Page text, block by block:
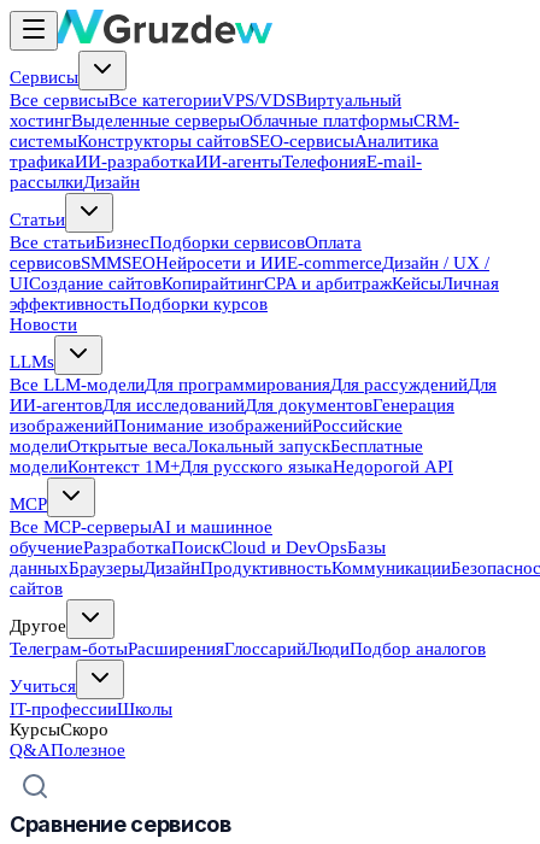
Сервисы
Все сервисыВсе категорииVPS/VDSВиртуальный
хостингВыделенные серверыОблачные платформыCRM-
системыКонструкторы сайтовSEO-сервисыАналитика
трафикаИИ-разработкаИИ-агентыТелефонияE-mail-
рассылкиДизайн
Статьи
Все статьиБизнесПодборки сервисовОплата
сервисовSMMSEOНейросети и ИИE-commerceДизайн / UX /
UIСоздание сайтовКопирайтингCPA и арбитражКейсыЛичная
эффективностьПодборки курсов
Новости
LLMs
Все LLM-моделиДля программированияДля рассужденийДля
ИИ-агентовДля исследованийДля документовГенерация
изображенийПонимание изображенийРоссийские
моделиОткрытые весаЛокальный запускБесплатные
моделиКонтекст 1M+Для русского языкаНедорогой API
MCP
Все MCP-серверыAI и машинное
обучениеРазработкаПоискCloud и DevOpsБазы
данныхБраузерыДизайнПродуктивностьКоммуникации
сайтов
Другое
Телеграм-ботыРасширенияГлоссарийЛюдиПодбор аналогов
Учиться
IT-профессииШколы
КурсыСкоро
Q&AПолезное
Сравнение сервисов